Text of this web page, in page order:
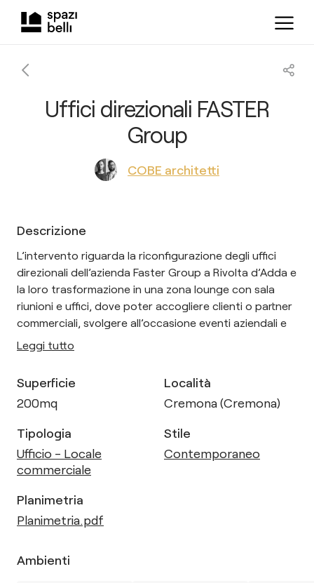
Uffici direzionali FASTER
Group
COBE architetti
Descrizione
L’intervento riguarda la riconfigurazione degli uffici
direzionali dell’azienda Faster Group a Rivolta d’Adda e
la loro trasformazione in una zona lounge con sala
riunioni e uffici, dove poter accogliere clienti o partner
commerciali, svolgere all’occasione eventi aziendali e
Leggi tutto
Superficie
200mq
Località
Cremona (Cremona)
Tipologia
Ufficio - Locale
commerciale
Stile
Contemporaneo
Planimetria
Planimetria.pdf
Ambienti